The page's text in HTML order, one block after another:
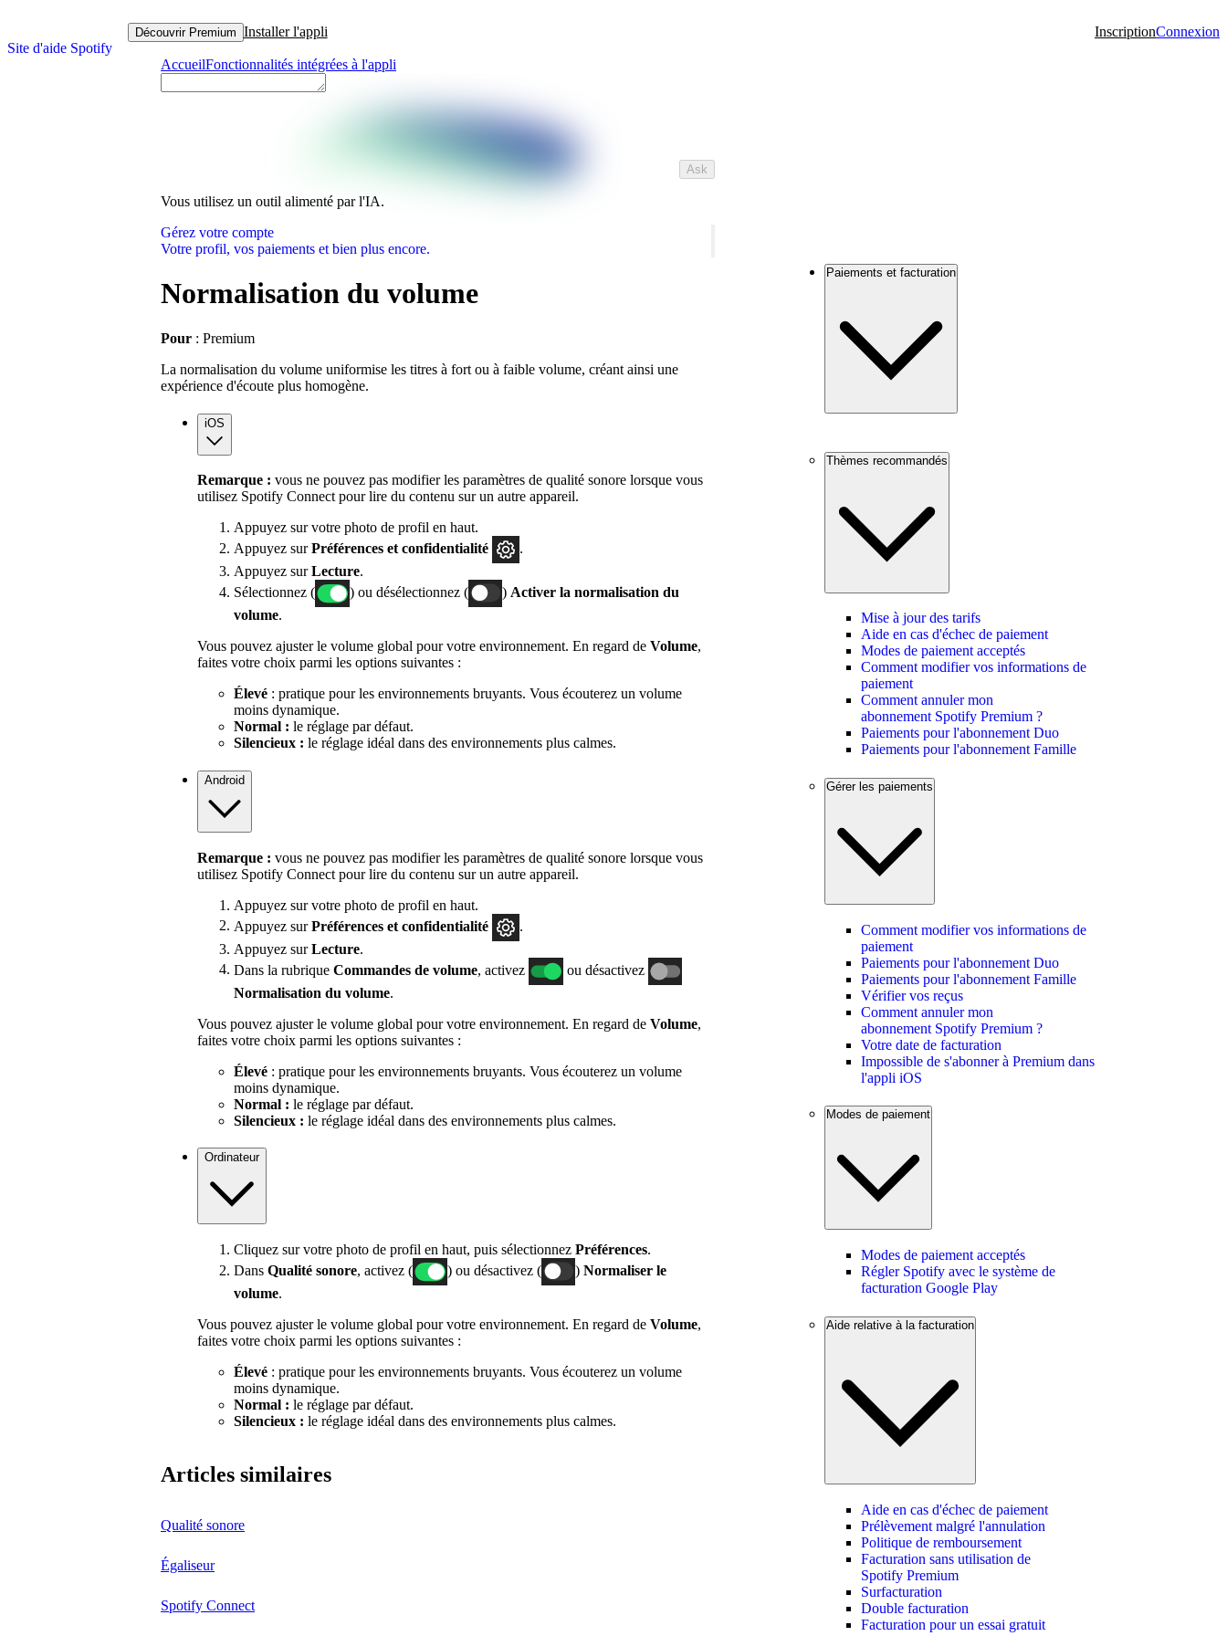
Site d'aide Spotify
Découvrir Premium Installer l'appli InscriptionConnexion
AccueilFonctionnalités intégrées à l'appli
Ask
Vous utilisez un outil alimenté par l'IA.
Gérez votre compte
Votre profil, vos paiements et bien plus encore.
Normalisation du volume
Pour : Premium
La normalisation du volume uniformise les titres à fort ou à faible volume, créant ainsi une
expérience d'écoute plus homogène.
iOS
Remarque : vous ne pouvez pas modifier les paramètres de qualité sonore lorsque vous
utilisez Spotify Connect pour lire du contenu sur un autre appareil.
Appuyez sur votre photo de profil en haut.
Appuyez surPréférences et confidentialité
.
Appuyez surLecture.
Sélectionnez (
) ou désélectionnez ( ) Activer la normalisation du
volume.
Vous pouvez ajuster le volume global pour votre environnement. En regard de Volume,
faites votre choix parmi les options suivantes :
Élevé : pratique pour les environnements bruyants. Vous écouterez un volume
moins dynamique.
Normal : le réglage par défaut.
Silencieux : le réglage idéal dans des environnements plus calmes.
Android
Remarque : vous ne pouvez pas modifier les paramètres de qualité sonore lorsque vous
utilisez Spotify Connect pour lire du contenu sur un autre appareil.
Appuyez sur votre photo de profil en haut.
Appuyez surPréférences et confidentialité
.
Appuyez surLecture.
Dans la rubrique Commandes de volume, activez
ou désactivez
Normalisation du volume.
Vous pouvez ajuster le volume global pour votre environnement. En regard de Volume,
faites votre choix parmi les options suivantes :
Élevé : pratique pour les environnements bruyants. Vous écouterez un volume
moins dynamique.
Normal : le réglage par défaut.
Silencieux : le réglage idéal dans des environnements plus calmes.
Ordinateur
Cliquez sur votre photo de profil en haut, puis sélectionnez Préférences.
Dans Qualité sonore, activez ( ) ou désactivez ( ) Normaliser le
volume.
Vous pouvez ajuster le volume global pour votre environnement. En regard de Volume,
faites votre choix parmi les options suivantes :
Élevé : pratique pour les environnements bruyants. Vous écouterez un volume
moins dynamique.
Normal : le réglage par défaut.
Silencieux : le réglage idéal dans des environnements plus calmes.
Articles similaires
Qualité sonore
Égaliseur
Spotify Connect
Paiements et facturation
Thèmes recommandés
Mise à jour des tarifs
Aide en cas d'échec de paiement
Modes de paiement acceptés
Comment modifier vos informations de
paiement
Comment annuler mon
abonnement Spotify Premium ?
Paiements pour l'abonnement Duo
Paiements pour l'abonnement Famille
Gérer les paiements
Comment modifier vos informations de
paiement
Paiements pour l'abonnement Duo
Paiements pour l'abonnement Famille
Vérifier vos reçus
Comment annuler mon
abonnement Spotify Premium ?
Votre date de facturation
Impossible de s'abonner à Premium dans
l'appli iOS
Modes de paiement
Modes de paiement acceptés
Régler Spotify avec le système de
facturation Google Play
Aide relative à la facturation
Aide en cas d'échec de paiement
Prélèvement malgré l'annulation
Politique de remboursement
Facturation sans utilisation de
Spotify Premium
Surfacturation
Double facturation
Facturation pour un essai gratuit